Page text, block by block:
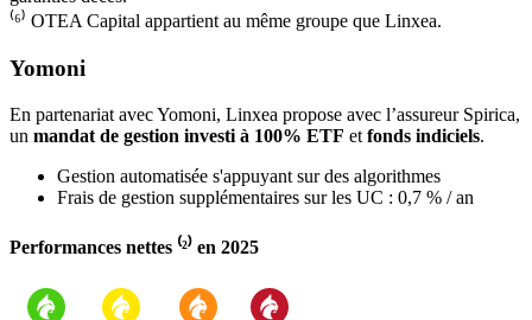
⁽⁶⁾ OTEA Capital appartient au même groupe que Linxea.
Yomoni
En partenariat avec Yomoni, Linxea propose avec l’assureur Spirica,
un mandat de gestion investi à 100% ETF et fonds indiciels.
Gestion automatisée s'appuyant sur des algorithmes
Frais de gestion supplémentaires sur les UC : 0,7 % / an
Performances nettes ⁽²⁾ en 2025